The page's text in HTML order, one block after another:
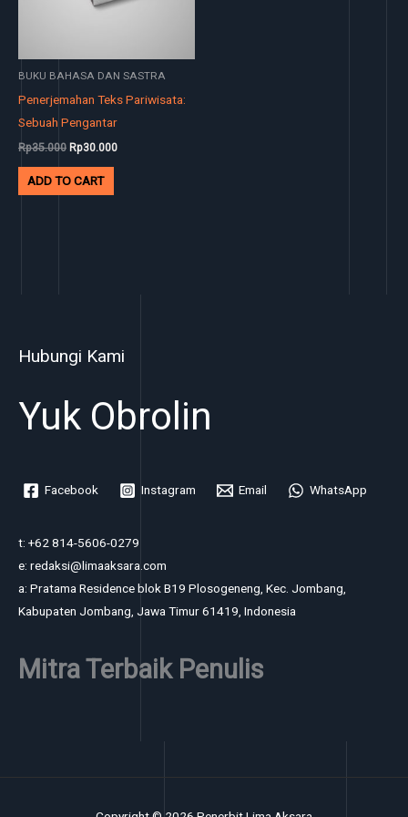
BUKU BAHASA DAN SASTRA
Penerjemahan Teks Pariwisata:
Sebuah Pengantar
Rp35.000 Rp30.000
ADD TO CART
Hubungi Kami
Yuk Obrolin
Facebook Instagram Email WhatsApp
t: +62 814-5606-0279
e: redaksi@limaaksara.com
a: Pratama Residence blok B19 Plosogeneng, Kec. Jombang,
Kabupaten Jombang, Jawa Timur 61419, Indonesia
Mitra Terbaik Penulis